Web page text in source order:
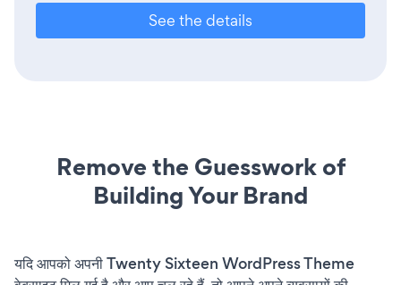
See the details
Remove the Guesswork of
Building Your Brand
यदि आपको अपनी Twenty Sixteen WordPress Theme